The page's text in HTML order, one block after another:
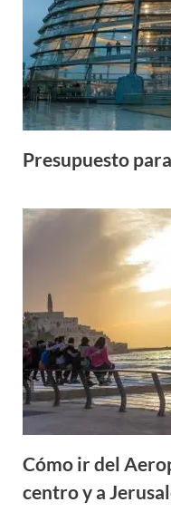
Presupuesto
Cómo ir del
centro y a